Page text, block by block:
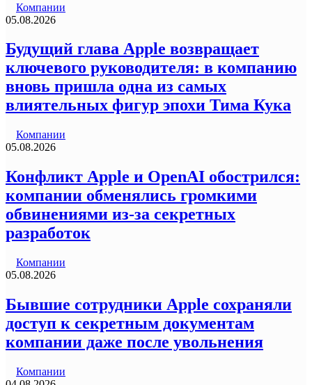
Компании
05.08.2026
Будущий глава Apple возвращает
ключевого руководителя: в компанию
вновь пришла одна из самых
влиятельных фигур эпохи Тима Кука
Компании
05.08.2026
Конфликт Apple и OpenAI обострился:
компании обменялись громкими
обвинениями из-за секретных
разработок
Компании
05.08.2026
Бывшие сотрудники Apple сохраняли
доступ к секретным документам
компании даже после увольнения
Компании